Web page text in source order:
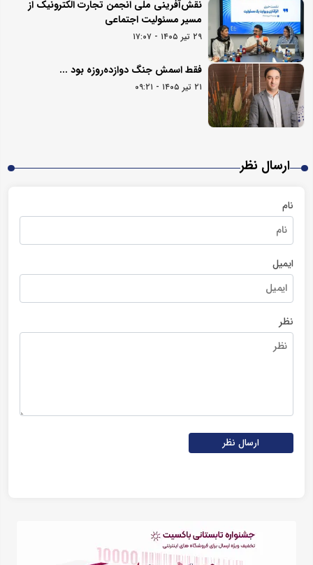
نقش‌آفرینی ملی انجمن تجارت الکترونیک از
مسیر مسئولیت اجتماعی
۲۹ تیر ۱۴۰۵ - ۱۷:۰۷
فقط اسمش جنگ دوازده‌روزه بود ...
۲۱ تیر ۱۴۰۵ - ۰۹:۲۱
ارسال نظر
نام
ایمیل
نظر
ارسال نظر